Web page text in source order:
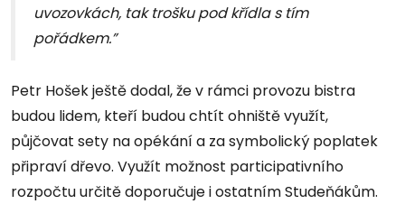
uvozovkách, tak trošku pod křídla s tím
pořádkem.”
Petr Hošek ještě dodal, že v rámci provozu bistra
budou lidem, kteří budou chtít ohniště využít,
půjčovat sety na opékání a za symbolický poplatek
připraví dřevo. Využít možnost participativního
rozpočtu určitě doporučuje i ostatním Studeňákům.